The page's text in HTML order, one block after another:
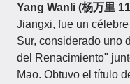
Yang Wanli (杨万里
Jiangxi, fue un
Sur, considerado uno
del Renacimiento"
Mao. Obtuvo el título